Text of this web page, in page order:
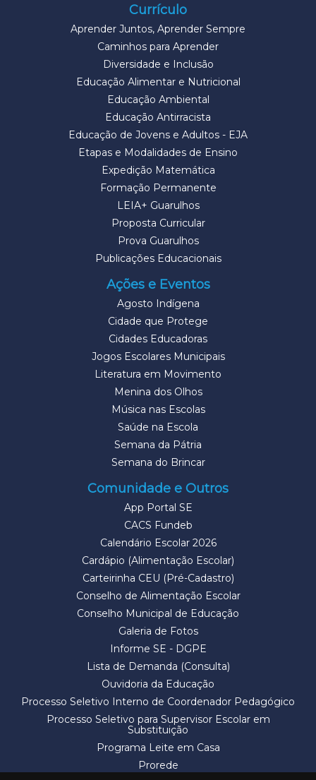
Currículo
Aprender Juntos, Aprender Sempre
Caminhos para Aprender
Diversidade e Inclusão
Educação Alimentar e Nutricional
Educação Ambiental
Educação Antirracista
Educação de Jovens e Adultos - EJA
Etapas e Modalidades de Ensino
Expedição Matemática
Formação Permanente
LEIA+ Guarulhos
Proposta Curricular
Prova Guarulhos
Publicações Educacionais
Ações e Eventos
Agosto Indígena
Cidade que Protege
Cidades Educadoras
Jogos Escolares Municipais
Literatura em Movimento
Menina dos Olhos
Música nas Escolas
Saúde na Escola
Semana da Pátria
Semana do Brincar
Comunidade e Outros
App Portal SE
CACS Fundeb
Calendário Escolar 2026
Cardápio (Alimentação Escolar)
Carteirinha CEU (Pré-Cadastro)
Conselho de Alimentação Escolar
Conselho Municipal de Educação
Galeria de Fotos
Informe SE - DGPE
Lista de Demanda (Consulta)
Ouvidoria da Educação
Processo Seletivo Interno de Coordenador Pedagógico
Processo Seletivo para Supervisor Escolar em
Substituição
Programa Leite em Casa
Prorede